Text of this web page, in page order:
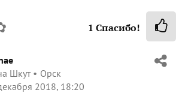
1 Спасибо!
Шкут
Орск
2018, 18:20